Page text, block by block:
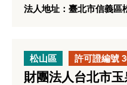
法人地址：臺北市信義區
松山區 許可證編號
財團法人台北市